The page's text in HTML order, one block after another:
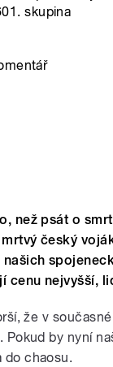
skupina
než psát o
český
cenu nejvyšší,
že v
Pokud by nyní
do chaosu.